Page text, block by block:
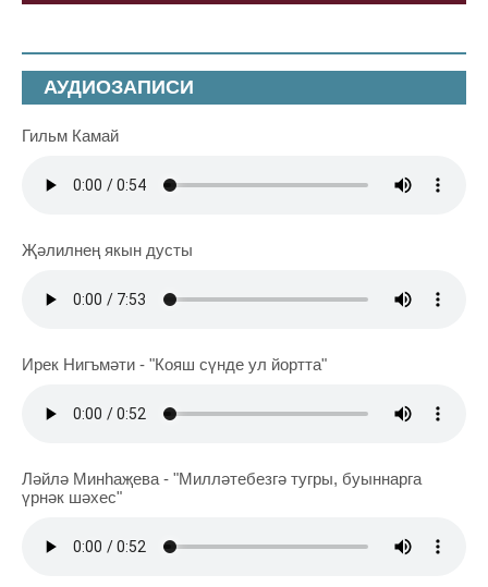
АУДИОЗАПИСИ
Гильм Камай
Җәлилнең якын дусты
Ирек Нигъмәти - "Кояш сүнде ул йортта"
Ләйлә Минһаҗева - "Милләтебезгә тугры, буыннарга
үрнәк шәхес"